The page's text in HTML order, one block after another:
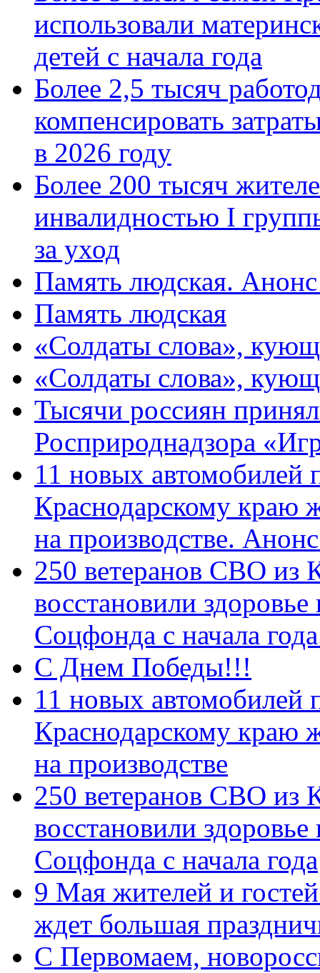
использовали
детей с начала года
Более 2,5 тысяч
компенсировать
в 2026 году
Более 200 тысяч
инвалидностью I
за уход
Память людская.
Память людская
«Солдаты слова»,
«Солдаты слова»,
Тысячи россиян
Росприроднадзора
11 новых автомобилей
Краснодарскому краю
на производстве.
250 ветеранов СВО из
восстановили
Соцфонда с начала
С Днем Победы!!!
11 новых автомобилей
Краснодарскому краю
на производстве
250 ветеранов СВО из
восстановили
Соцфонда с начала года
9 Мая жителей и
ждет большая
C Первомаем,